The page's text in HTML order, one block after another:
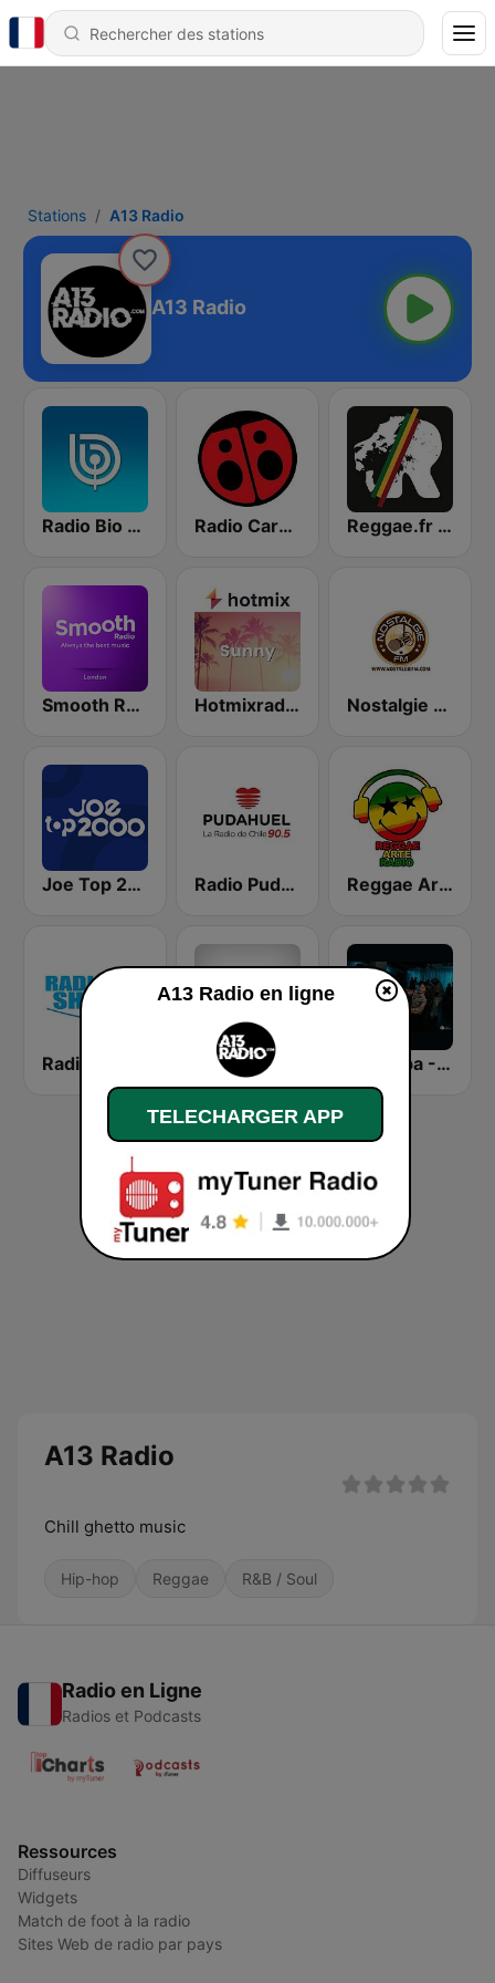
Stations A13 Radio
A13 Radio
Radio Bio Bio Santiago Radio Carolina Reggae.fr Webradio
Smooth Radio London Hotmixradio Sunny Nostalgie Haiti
Joe Top 2000 Radio Pudahuel Reggae Arte
Kizomba - Zouk
A13 Radio
Chill ghetto music
Hip-hop Reggae R&B / Soul
Radio en Ligne
Radios et Podcasts
Ressources
Diffuseurs
Widgets
Match de foot à la radio
Sites Web de radio par pays
A13 Radio en ligne
TELECHARGER APP